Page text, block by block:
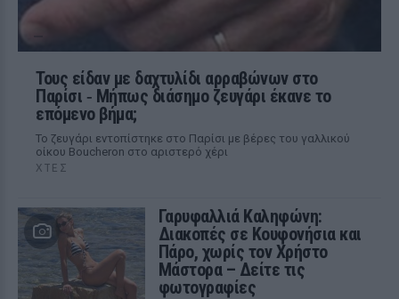
Τους είδαν με δαχτυλίδι αρραβώνων στο
Παρίσι ‑ Μήπως διάσημο ζευγάρι έκανε το
επόμενο βήμα;
Το ζευγάρι εντοπίστηκε στο Παρίσι με βέρες του γαλλικού
οίκου Boucheron στο αριστερό χέρι
ΧΤΕΣ
Γαρυφαλλιά Καληφώνη:
Διακοπές σε Κουφονήσια και
Πάρο, χωρίς τον Χρήστο
Μάστορα – Δείτε τις
φωτογραφίες